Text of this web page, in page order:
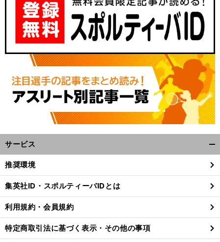
サービス
閉
る
推奨環境
集英社ID・スポルティーバIDとは
利用規約・会員規約
特定商取引法に基づく表示・その他の事項